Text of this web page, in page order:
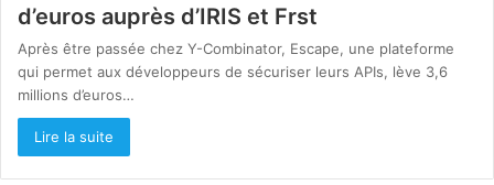
d’euros auprès d’IRIS et Frst
Après être passée chez Y-Combinator, Escape, une plateforme
qui permet aux développeurs de sécuriser leurs APIs, lève 3,6
millions d’euros…
Lire la suite